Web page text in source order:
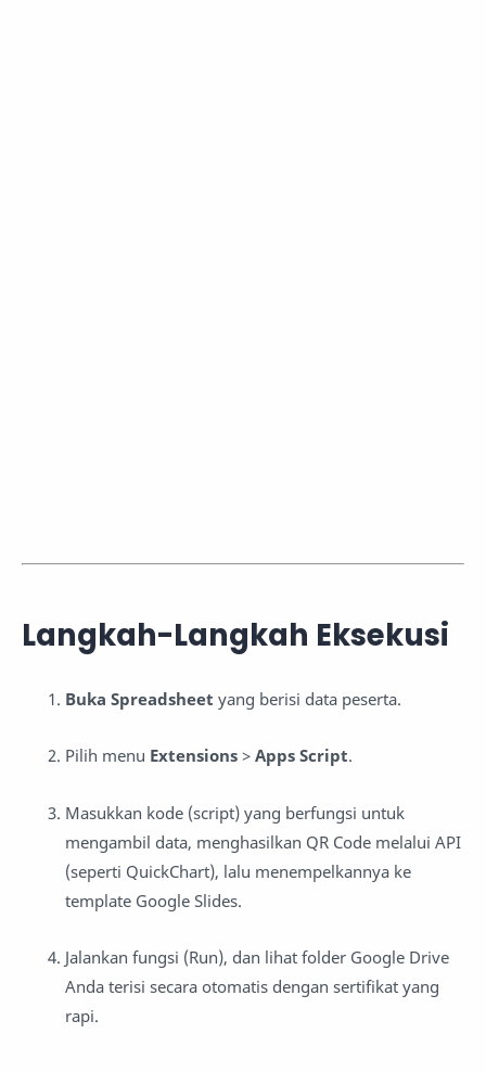
Langkah-Langkah Eksekusi
Buka Spreadsheet yang berisi data peserta.
Pilih menu Extensions > Apps Script.
Masukkan kode (script) yang berfungsi untuk
mengambil data, menghasilkan QR Code melalui API
(seperti QuickChart), lalu menempelkannya ke
template Google Slides.
Jalankan fungsi (Run), dan lihat folder Google Drive
Anda terisi secara otomatis dengan sertifikat yang
rapi.